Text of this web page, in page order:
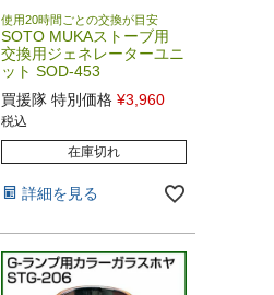
使用20時間ごとの交換が目安
SOTO MUKAストーブ用
交換用ジェネレーターユニ
ット SOD-453
買援隊 特別価格 ¥3,960
税込
在庫切れ
詳細を見る